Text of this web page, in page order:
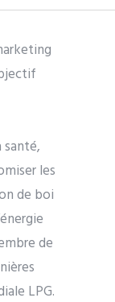
santé,
les
de boi
de
LPG.